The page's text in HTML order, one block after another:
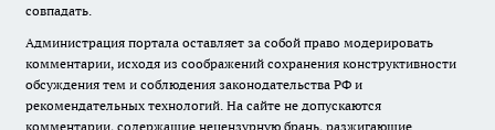
совпадать.
Администрация портала оставляет за собой право модерировать
комментарии, исходя из соображений сохранения конструктивности
обсуждения тем и соблюдения законодательства РФ и
рекомендательных технологий. На сайте не допускаются
комментарии, содержащие нецензурную брань, разжигающие